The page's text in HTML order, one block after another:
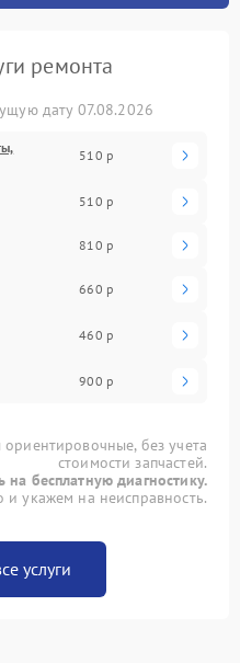
ремонта
дату 07.08.2026
510 р
510 р
810 р
660 р
460 р
900 р
без учета
стоимости запчастей.
на бесплатную диагностику.
укажем на неисправность.
услуги